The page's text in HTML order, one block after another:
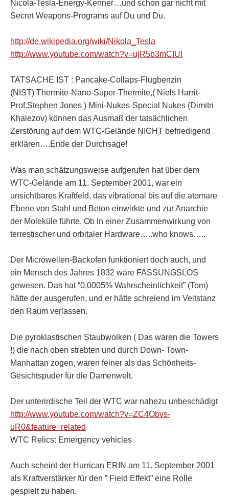
Nicola-Tesla-Energy-Kenner…und schon gar nicht mit
Secret Weapons-Programs auf Du und Du.
http://de.wikipedia.org/wiki/Nikola_Tesla
http://www.youtube.com/watch?v=ujR5b3mCIUI
TATSACHE IST : Pancake-Collaps-Flugbenzin
(NIST) Thermite-Nano-Super-Thermite,( Niels Harrit-
Prof.Stephen Jones ) Mini-Nukes-Special Nukes (Dimitri
Khalezov) können das Ausmaß der tatsächlichen
Zerstörung auf dem WTC-Gelände NICHT befriedigend
erklären….Ende der Durchsage!
Was man schätzungsweise aufgerufen hat über dem
WTC-Gelände am 11. September 2001, war ein
unsichtbares Kraftfeld, das vibrational bis auf die atomare
Ebene von Stahl und Beton einwirkte und zur Anarchie
der Moleküle führte. Ob in einer Zusammenwirkung von
terrestischer und orbitaler Hardware…..who knows…..
Der Microwellen-Backofen funktioniert doch auch, und
ein Mensch des Jahres 1832 wäre FASSUNGSLOS
gewesen. Das hat “0,0005% Wahrscheinlichkeit” (Tom)
hätte der ausgerufen, und er hätte schreiend im Veitstanz
den Raum verlassen.
Die pyroklastischen Staubwolken ( Das waren die Towers
!) die nach oben strebten und durch Down- Town-
Manhattan zogen, waren feiner als das Schönheits-
Gesichtspuder für die Damenwelt.
Der unterirdische Teil der WTC war nahezu unbeschädigt
http://www.youtube.com/watch?v=ZC4Obvs-
uR0&feature=related
WTC Relics: Emergency vehicles
Auch scheint der Hurrican ERIN am 11. September 2001
als Kraftverstärker für den ” Field Effekt” eine Rolle
gespielt zu haben.